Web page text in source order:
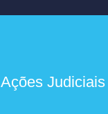
Judiciais